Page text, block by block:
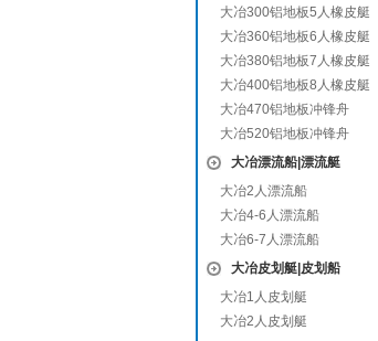
大冶300铝地板5人橡皮艇
大冶360铝地板6人橡皮艇
大冶380铝地板7人橡皮艇
大冶400铝地板8人橡皮艇
大冶470铝地板冲锋舟
大冶520铝地板冲锋舟
大冶漂流船|漂流艇
大冶2人漂流船
大冶4-6人漂流船
大冶6-7人漂流船
大冶皮划艇|皮划船
大冶1人皮划艇
大冶2人皮划艇